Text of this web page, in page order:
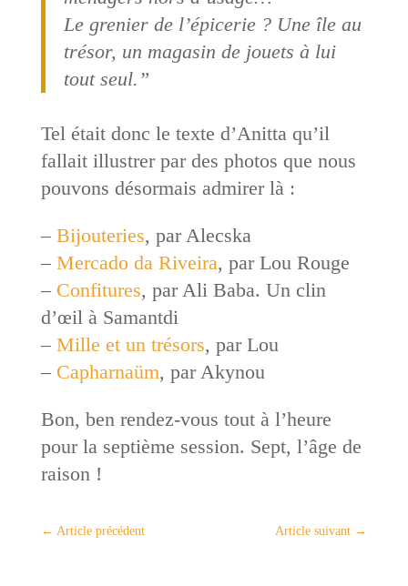
Le grenier de l’épicerie ? Une île au
trésor, un magasin de jouets à lui
tout seul.”
Tel était donc le texte d’Anitta qu’il
fallait illustrer par des photos que nous
pouvons désormais admirer là :
– Bijouteries, par Alecska
– Mercado da Riveira, par Lou Rouge
– Confitures, par Ali Baba. Un clin
d’œil à Samantdi
– Mille et un trésors, par Lou
– Capharnaüm, par Akynou
Bon, ben rendez-vous tout à l’heure
pour la septième session. Sept, l’âge de
raison !
← Article précédent Article suivant →